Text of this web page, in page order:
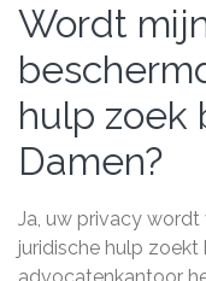
Wordt
hulp zoek
Damen?
Ja, uw privacy
juridische hulp